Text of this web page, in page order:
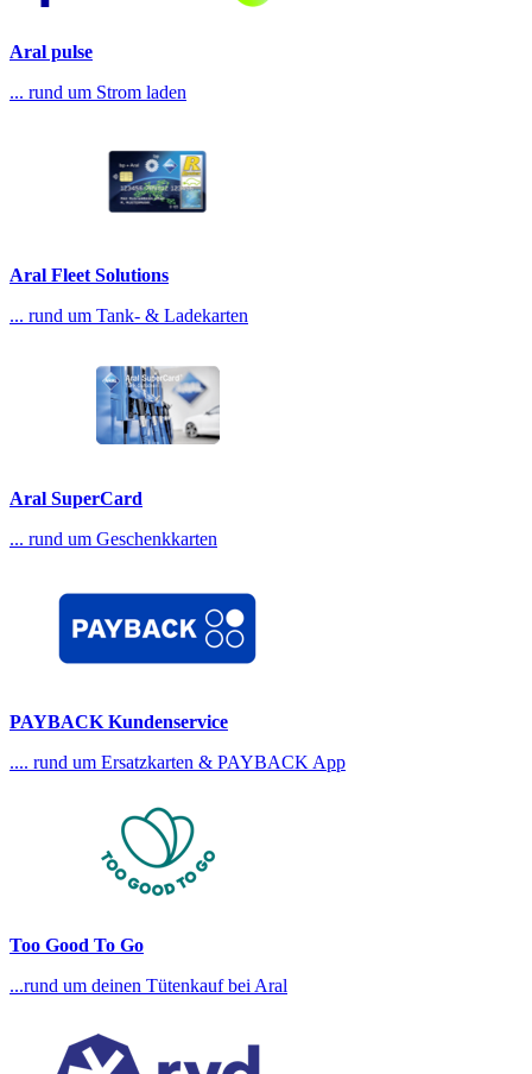
Aral pulse
... rund um Strom laden
Aral Fleet Solutions
... rund um Tank- & Ladekarten
Aral SuperCard
... rund um Geschenkkarten
PAYBACK Kundenservice
.... rund um Ersatzkarten & PAYBACK App
Too Good To Go
...rund um deinen Tütenkauf bei Aral